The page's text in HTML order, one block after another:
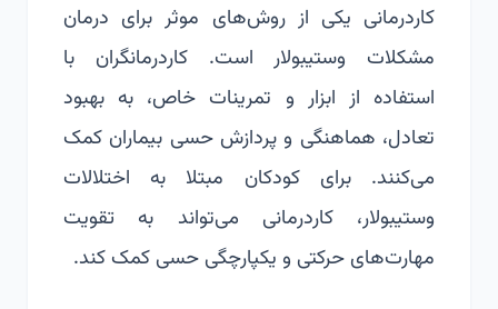
کاردرمانی یکی از روش‌های موثر برای درمان
مشکلات وستیبولار است. کاردرمانگران با
استفاده از ابزار و تمرینات خاص، به بهبود
تعادل، هماهنگی و پردازش حسی بیماران کمک
می‌کنند. برای کودکان مبتلا به اختلالات
وستیبولار، کاردرمانی می‌تواند به تقویت
مهارت‌های حرکتی و یکپارچگی حسی کمک کند.